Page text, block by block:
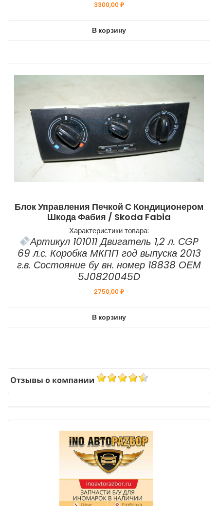
3300,00₽
В корзину
Блок Управления Печкой С Кондиционером
Шкода Фабия / Skoda Fabia
Характеристики товара:
Артикул 101011 Двигатель 1,2 л. СGP
69 л.с. Коробка МКПП год выпуска 2013
г.в. Состояние бу вн. номер 18838 ОЕМ
5J0820045D
2750,00₽
В корзину